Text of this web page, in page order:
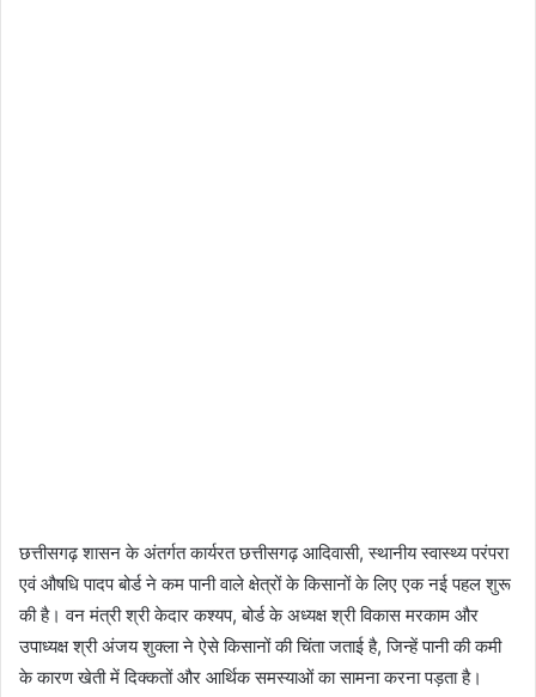
छत्तीसगढ़ शासन के अंतर्गत कार्यरत छत्तीसगढ़ आदिवासी, स्थानीय स्वास्थ्य परंपरा
एवं औषधि पादप बोर्ड ने कम पानी वाले क्षेत्रों के किसानों के लिए एक नई पहल शुरू
की है। वन मंत्री श्री केदार कश्यप, बोर्ड के अध्यक्ष श्री विकास मरकाम और
उपाध्यक्ष श्री अंजय शुक्ला ने ऐसे किसानों की चिंता जताई है, जिन्हें पानी की कमी
के कारण खेती में दिक्कतों और आर्थिक समस्याओं का सामना करना पड़ता है।